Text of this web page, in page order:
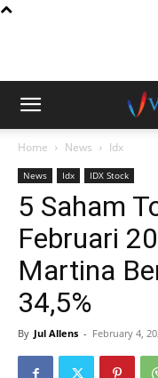
Home News Idx
News Idx IDX Stock
5 Saham
Februari
Martina
34,5%
By Jul Allens - February 4,